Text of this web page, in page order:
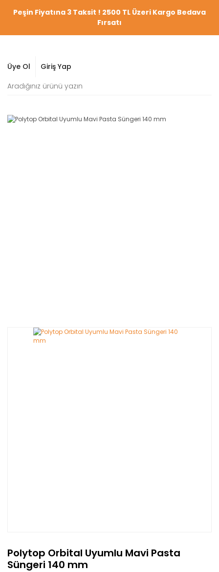
Peşin Fiyatına 3 Taksit ! 2500 TL Üzeri Kargo Bedava
Fırsatı
Üye Ol Giriş Yap
Polytop Orbital Uyumlu Mavi Pasta
Süngeri 140 mm